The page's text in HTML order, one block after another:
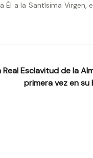
a la Santísima Virgen,
Real Esclavitud de la
primera vez en